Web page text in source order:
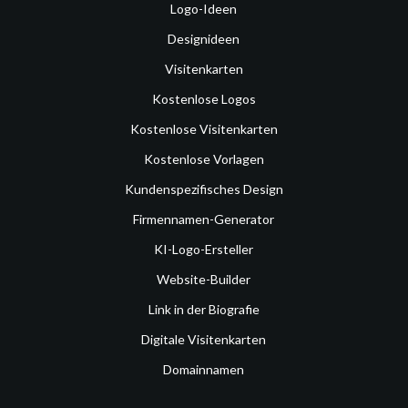
Logo-Ideen
Designideen
Visitenkarten
Kostenlose Logos
Kostenlose Visitenkarten
Kostenlose Vorlagen
Kundenspezifisches Design
Firmennamen-Generator
KI-Logo-Ersteller
Website-Builder
Link in der Biografie
Digitale Visitenkarten
Domainnamen